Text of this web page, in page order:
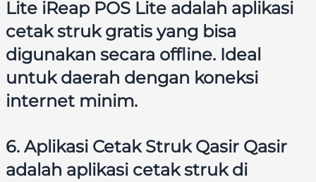
Lite iReap POS Lite adalah aplikasi
cetak struk gratis yang bisa
digunakan secara offline. Ideal
untuk daerah dengan koneksi
internet minim.
6. Aplikasi Cetak Struk Qasir Qasir
adalah aplikasi cetak struk di